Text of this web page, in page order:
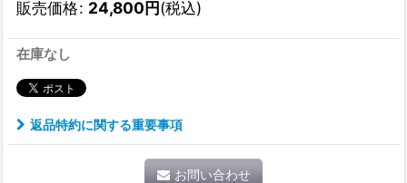
販売価格: 24,800円(税込)
在庫なし
返品特約に関する重要事項
お問い合わせ